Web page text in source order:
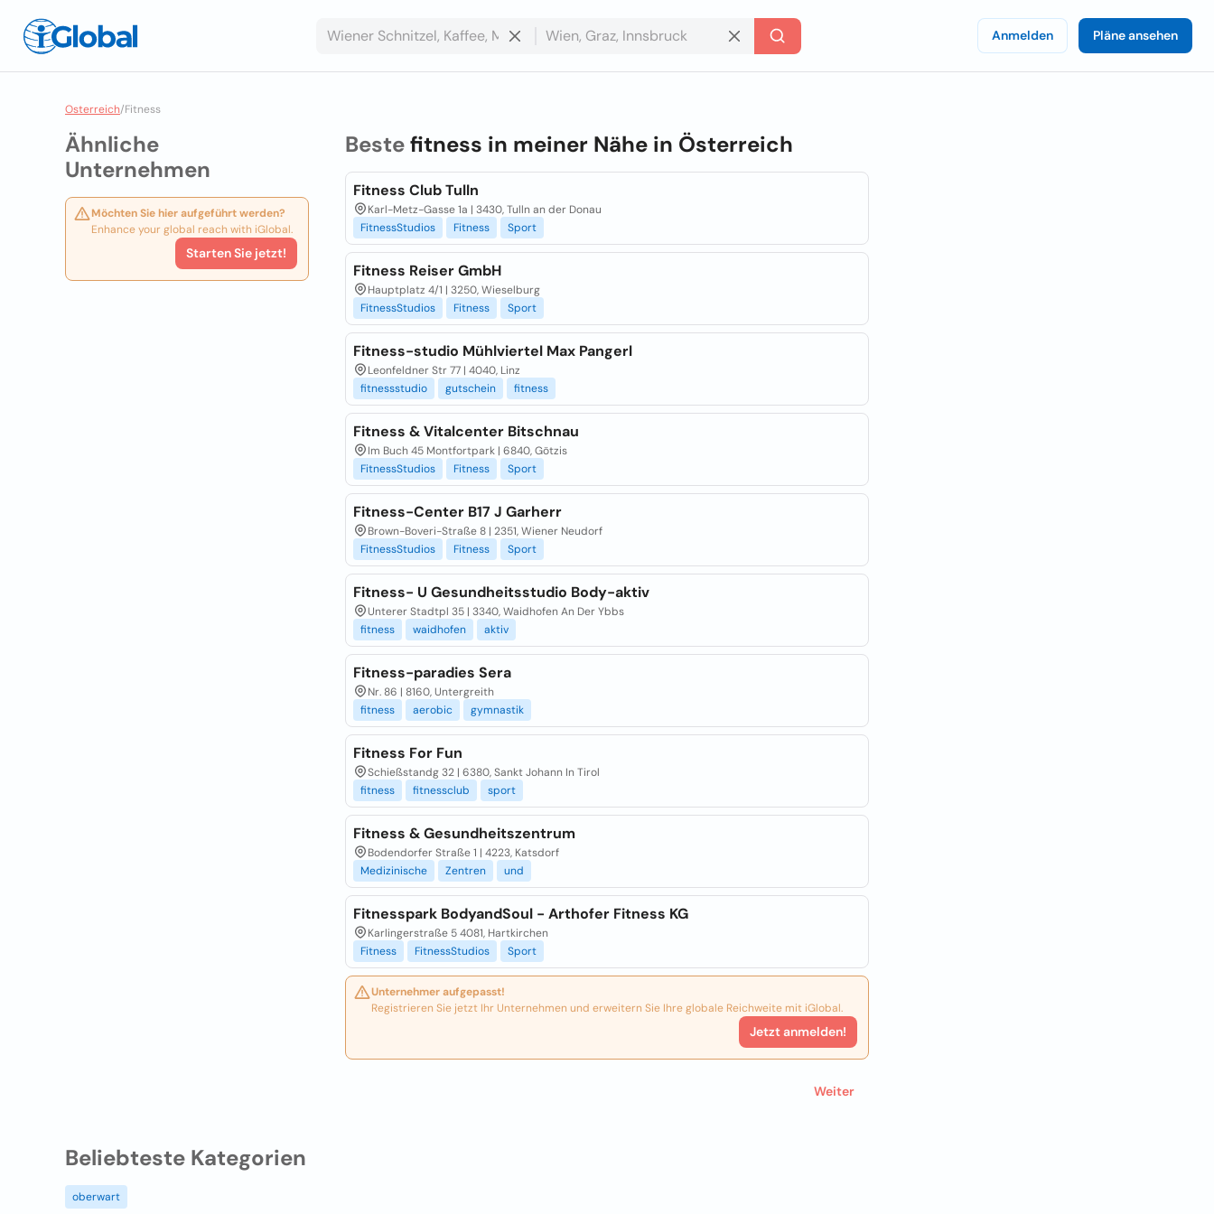
Anmelden Pläne ansehen
Osterreich/Fitness
Ähnliche
Unternehmen
Möchten Sie hier aufgeführt werden?
Enhance your global reach with iGlobal.
Starten Sie jetzt!
Bestefitness in meiner Nähe in Österreich
Fitness Club Tulln
Karl-Metz-Gasse 1a | 3430, Tulln an der Donau
FitnessStudios
Fitness Sport
Fitness Reiser GmbH
Hauptplatz 4/1 | 3250, Wieselburg
FitnessStudios
Fitness Sport
Fitness-studio Mühlviertel Max Pangerl
Leonfeldner Str 77 | 4040, Linz
fitnessstudio
gutschein fitness
Fitness & Vitalcenter Bitschnau
Im Buch 45 Montfortpark | 6840, Götzis
FitnessStudios
Fitness Sport
Fitness-Center B17 J Garherr
Brown-Boveri-Straße 8 | 2351, Wiener Neudorf
FitnessStudios
Fitness Sport
Fitness- U Gesundheitsstudio Body-aktiv
Unterer Stadtpl 35 | 3340, Waidhofen An Der Ybbs
fitness
waidhofen aktiv
Fitness-paradies Sera
Nr. 86 | 8160, Untergreith
fitness
aerobic gymnastik
Fitness For Fun
Schießstandg 32 | 6380, Sankt Johann In Tirol
fitness
fitnessclub sport
Fitness & Gesundheitszentrum
Bodendorfer Straße 1 | 4223, Katsdorf
Medizinische
Zentren und
Fitnesspark BodyandSoul - Arthofer Fitness KG
Karlingerstraße 5 4081, Hartkirchen
Fitness
FitnessStudios Sport
Unternehmer aufgepasst!
Registrieren Sie jetzt Ihr Unternehmen und erweitern Sie Ihre globale Reichweite mit iGlobal.
Jetzt anmelden!
Weiter
Beliebteste Kategorien
oberwart